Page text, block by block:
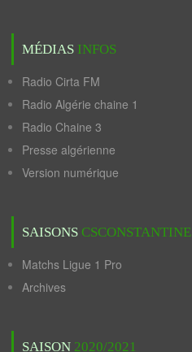
MÉDIAS INFOS
Radio Cirta FM
Radio Algérie chaine 1
Radio Chaine 3
Presse algérienne
Version numérique
SAISONS CSCONSTANTINE
Matchs Ligue 1 Pro
Archives
SAISON 2020/2021